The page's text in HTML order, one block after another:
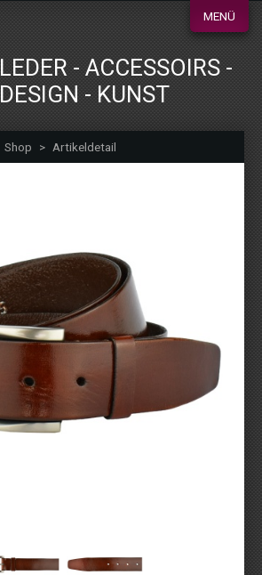
MENÜ
LEDER - ACCESSOIRS -
DESIGN - KUNST
Shop > Artikeldetail